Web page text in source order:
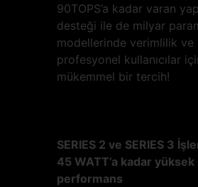
90TOPS’a kadar varan
desteği ile de milyar
modellerinde verimlilik ve
profesyonel kullanıcılar
mükemmel bir tercih!
SERIES 2 ve SERIES 3
45 WATT’a kadar yüksek
performans